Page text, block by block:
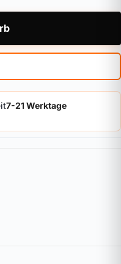
7-21 Werktage